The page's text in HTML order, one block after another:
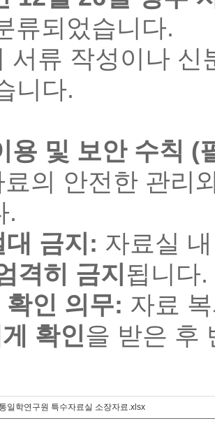
류되었습니다.
류 작성이나 신
니다.
용 및 보안 수칙 (
의 안전한 관리
.
금지: 자료실
격히 금지 됩니다.
인 의무: 자료
확인을 받은 후
일학연구원 특수자료실 소장자료.xlsx